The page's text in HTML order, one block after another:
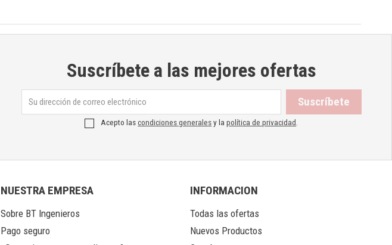
Suscríbete a las mejores ofertas
Acepto lascondiciones generalesy lapolítica de privacidad
NUESTRA EMPRESA
Sobre BT Ingenieros
Pago seguro
INFORMACION
Todas las ofertas
Nuevos Productos